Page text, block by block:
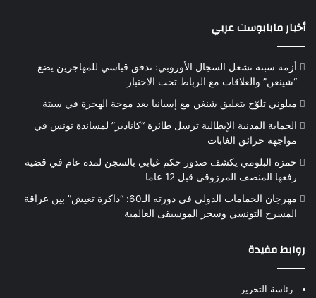
أخبار مابابوست عربي
أزمة سبتة تشعل السجال الأوروبي: تدفق قياسي للمهاجرين يضع
“شينغن” والعلاقات مع الرباط تحت الاختبار
ميلوني تلوّح بتعليق شنغن مع إسبانيا بعد موجة الهجرة في سبتة
الحماية المدنية الإيطالية ترسل طائرة “كانادير” لمساندة تونس في
مواجهة حرائق الغابات
حمزة البلومي يكشف صدور حكم غيابي بالسجن لمدة عام في قضية
رفعها المنصف المرزوقي قبل 12 عاما
مهرجان الحمامات الدولي في دورته الـ60: “ذاكرة تعيش” بين عراقة
المسرح التونسي وسحر الموسيقى العالمية
روابط مفيدة
رئاسة التحرير